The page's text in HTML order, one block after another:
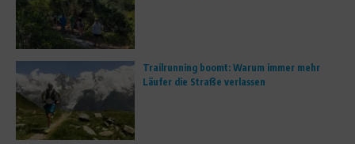
Trailrunning boomt: Warum immer mehr
Läufer die Straße verlassen